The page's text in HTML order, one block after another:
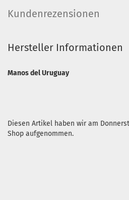
Kundenrezensionen
Hersteller Informationen
Manos del Uruguay
Diesen Artikel haben wir am
Shop aufgenommen.